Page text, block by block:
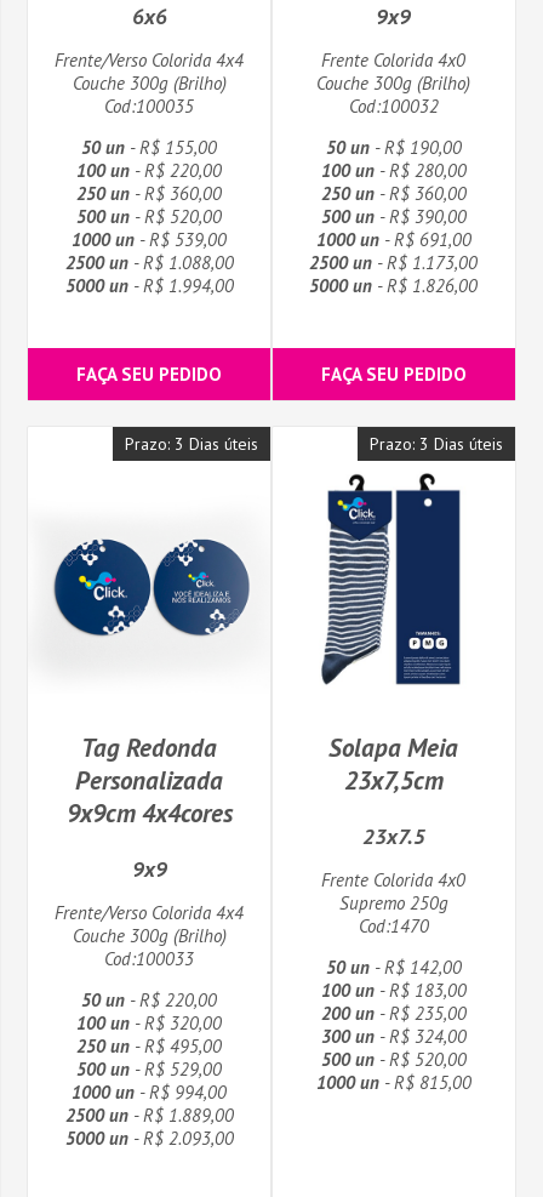
6x6
Frente/Verso Colorida 4x4
Couche 300g (Brilho)
Cod:100035
50 un - R$ 155,00
100 un - R$ 220,00
250 un - R$ 360,00
500 un - R$ 520,00
1000 un - R$ 539,00
2500 un- R$ 1.088,00
5000 un- R$ 1.994,00
FAÇA SEU PEDIDO
9x9
Frente Colorida 4x0
Couche 300g (Brilho)
Cod:100032
50 un- R$ 190,00
100 un- R$ 280,00
250 un- R$ 360,00
500 un- R$ 390,00
1000 un- R$ 691,00
2500 un - R$ 1.173,00
5000 un - R$ 1.826,00
FAÇA SEU PEDIDO
Prazo: 3 Dias úteis
Tag Redonda
Personalizada
9x9cm 4x4cores
9x9
Frente/Verso Colorida 4x4
Couche 300g (Brilho)
Cod:100033
50 un - R$ 220,00
100 un - R$ 320,00
250 un - R$ 495,00
500 un - R$ 529,00
1000 un - R$ 994,00
2500 un- R$ 1.889,00
5000 un- R$ 2.093,00
Prazo: 3 Dias úteis
Solapa Meia
23x7,5cm
23x7.5
Frente Colorida 4x0
Supremo 250g
Cod:1470
50 un- R$ 142,00
100 un- R$ 183,00
200 un- R$ 235,00
300 un- R$ 324,00
500 un- R$ 520,00
1000 un- R$ 815,00